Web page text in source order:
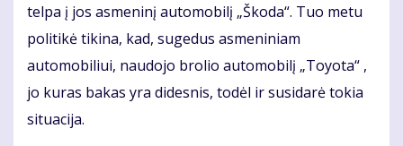
telpa į jos asmeninį automobilį „Škoda“. Tuo metu
politikė tikina, kad, sugedus asmeniniam
automobiliui, naudojo brolio automobilį „Toyota“ ,
jo kuras bakas yra didesnis, todėl ir susidarė tokia
situacija.